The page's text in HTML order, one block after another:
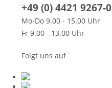
+49 (0) 4421 9267-0
Mo-Do 9.00 - 15.00 Uhr
Fr 9.00 - 13.00 Uhr
Folgt uns auf